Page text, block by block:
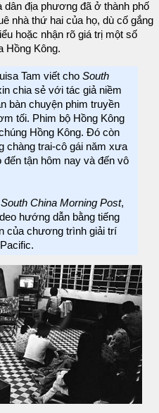
dân địa phương đã ở thành phố
nhà thứ hai của họ, dù cố gắng
hoặc nhận rõ giá trị một số
Hồng Kông.
Tam viết cho South
chia sẻ với tác giả niềm
bàn chuyện phim truyền
tối. Phim bộ Hồng Kông
Hồng Kông. Đó còn
chàng trai-cô gái năm xưa
tận hôm nay và đến vô
South China Morning Post,
hướng dẫn bằng tiếng
của chương trình giải trí